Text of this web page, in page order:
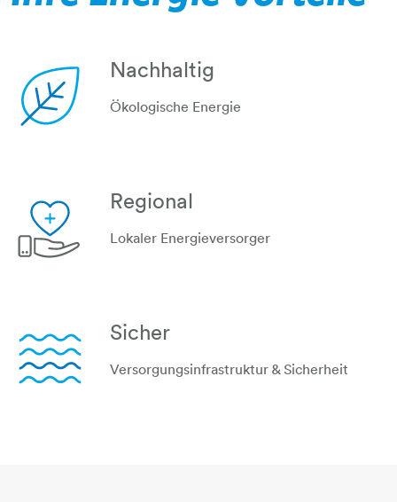
Nachhaltig
Ökologische Energie
Regional
Lokaler Energieversorger
Sicher
Versorgungsinfrastruktur & Sicherheit